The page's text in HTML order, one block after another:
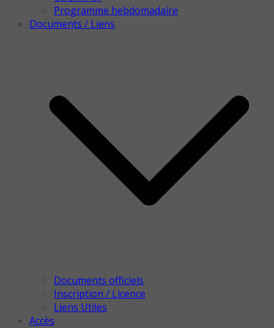
Programme hebdomadaire
Documents / Liens
Documents officiels
Inscription / Licence
Liens Utiles
Accès